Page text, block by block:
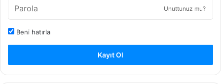
Unuttunuz mu?
Beni hatırla
Kayıt Ol